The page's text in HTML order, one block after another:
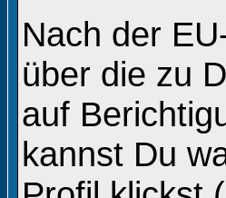
Nach der
über die zu
auf
kannst Du